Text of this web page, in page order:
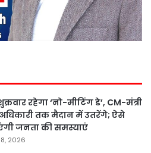
रहेगा ‘नो-मीटिंग डे’, CM-मंत्री
तक मैदान में उतरेंगे; ऐसे
जनता की समस्याएं
2026